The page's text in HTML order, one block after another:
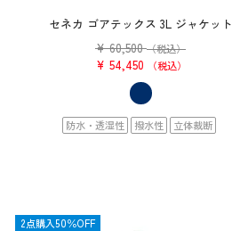
セネカ ゴアテックス 3L ジャケット
¥ 60,500 （税込）
¥ 54,450 税込
防水・透湿性 撥水性 立体裁断
OUTLET
2点購入50％OFF